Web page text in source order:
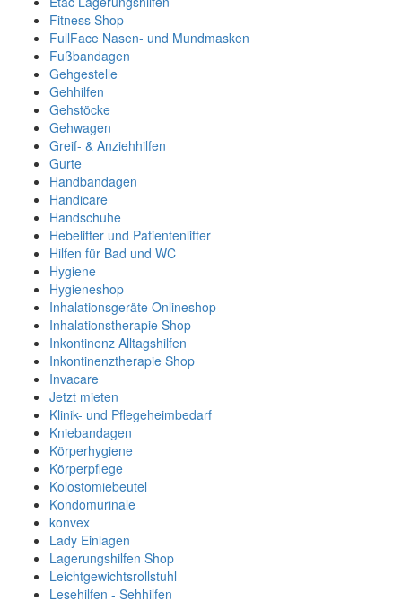
Fitness Shop
FullFace Nasen- und Mundmasken
Fußbandagen
Gehgestelle
Gehhilfen
Gehstöcke
Gehwagen
Greif- & Anziehhilfen
Gurte
Handbandagen
Handicare
Handschuhe
Hebelifter und Patientenlifter
Hilfen für Bad und WC
Hygiene
Hygieneshop
Inhalationsgeräte Onlineshop
Inhalationstherapie Shop
Inkontinenz Alltagshilfen
Inkontinenztherapie Shop
Invacare
Jetzt mieten
Klinik- und Pflegeheimbedarf
Kniebandagen
Körperhygiene
Körperpflege
Kolostomiebeutel
Kondomurinale
konvex
Lady Einlagen
Lagerungshilfen Shop
Leichtgewichtsrollstuhl
Lesehilfen - Sehhilfen